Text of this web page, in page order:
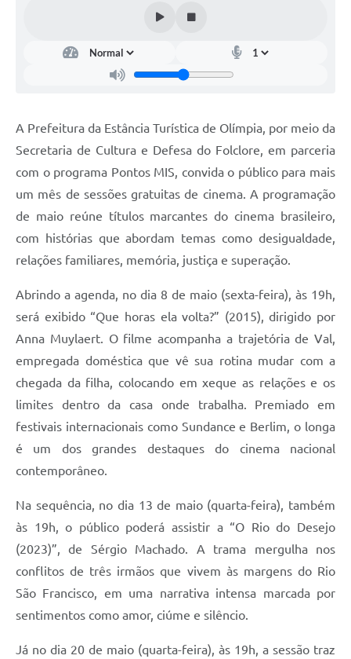
A Prefeitura da Estância Turística de Olímpia, por meio da
Secretaria de Cultura e Defesa do Folclore, em parceria
com o programa Pontos MIS, convida o público para mais
um mês de sessões gratuitas de cinema. A programação
de maio reúne títulos marcantes do cinema brasileiro,
com histórias que abordam temas como desigualdade,
relações familiares, memória, justiça e superação.
Abrindo a agenda, no dia 8 de maio (sexta-feira), às 19h,
será exibido “Que horas ela volta?” (2015), dirigido por
Anna Muylaert. O filme acompanha a trajetória de Val,
empregada doméstica que vê sua rotina mudar com a
chegada da filha, colocando em xeque as relações e os
limites dentro da casa onde trabalha. Premiado em
festivais internacionais como Sundance e Berlim, o longa
é um dos grandes destaques do cinema nacional
contemporâneo.
Na sequência, no dia 13 de maio (quarta-feira), também
às 19h, o público poderá assistir a “O Rio do Desejo
(2023)”, de Sérgio Machado. A trama mergulha nos
conflitos de três irmãos que vivem às margens do Rio
São Francisco, em uma narrativa intensa marcada por
sentimentos como amor, ciúme e silêncio.
Já no dia 20 de maio (quarta-feira), às 19h, a sessão traz